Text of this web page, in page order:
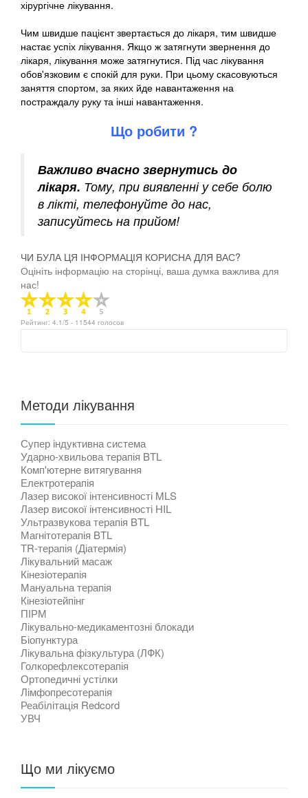
хірургічне лікування.
Чим швидше пацієнт звертається до лікаря, тим швидше
настає успіх лікування. Якщо ж затягнути звернення до
лікаря, лікування може затягнутися. Під час лікування
обов'язковим є спокій для руки. При цьому скасовуються
заняття спортом, за яких йде навантаження на
постраждалу руку та інші навантаження.
Що робити ?
Важливо вчасно звернутись до
лікаря. Тому, при виявленні у себе болю
в лікті, телефонуйте до нас,
записуйтесь на прийом!
ЧИ БУЛА ЦЯ ІНФОРМАЦІЯ КОРИСНА ДЛЯ ВАС?
Оцініть інформацію на сторінці, ваша думка важлива для
нас!
Рейтинг: 4.1/5 - 11544 голосов
Методи лікування
Супер індуктивна система
Ударно-хвильова терапія BTL
Комп'ютерне витягування
Електротерапія
Лазер високої інтенсивності MLS
Лазер високої інтенсивності HIL
Ультразвукова терапія BTL
Магнітотерапія BTL
TR-терапія (Діатермія)
Лікувальний масаж
Кінезіотерапія
Мануальна терапія
Кінезіотейпінг
ПІРМ
Лікувально-медикаментозні блокади
Біопунктура
Лікувальна фізкультура (ЛФК)
Голкорефлексотерапія
Ортопедичні устілки
Лімфопресотерапія
Реабілітація Redcord
УВЧ
Що ми лікуємо